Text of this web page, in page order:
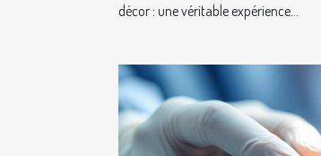
décor : une véritable expérience...